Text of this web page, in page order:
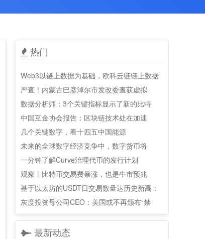
热门
Web3以链上数据为基础，欧科云链链上数据
严查！内蒙古巴彦淖尔市发改委查获虚拟
数据分析师：3个关键指标显示了新的比特
中国互金协会报告：区块链技术处在加速
几个关键数字，看十四五中国能源
未来的全球数字经济竞争中，数字货币将
一分钟了解Curve治理代币的发行计划
观察丨比特币交易费暴涨，也是牛市预兆
基于以太坊的USDT日交易数量达历史新高：
灰度投资母公司CEO：美国或不再颁布“禁
最新动态